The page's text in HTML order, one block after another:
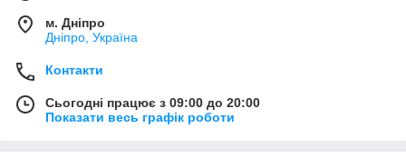
м. Дніпро
Дніпро, Україна
Контакти
Сьогодні працює з 09:00 до 20:00
Показати весь графік роботи